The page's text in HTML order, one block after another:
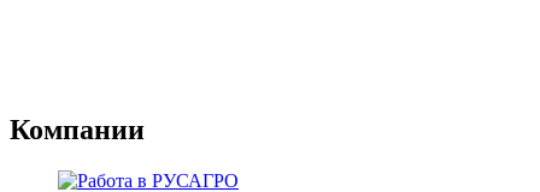
Компании